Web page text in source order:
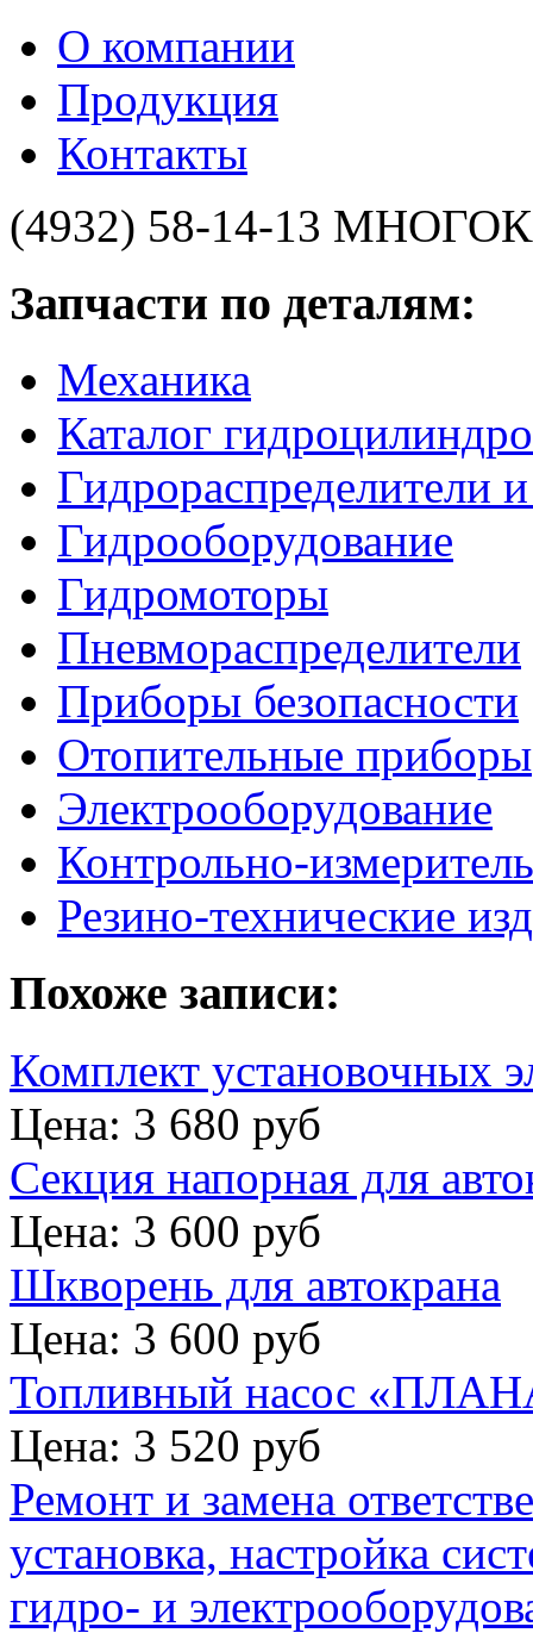
О компании
Продукция
Контакты
(4932) 58-14-13
Запчасти по деталям:
Механика
Каталог
Гидрораспределители
Гидрооборудование
Гидромоторы
Пневмораспределители
Приборы безопасности
Отопительные приборы
Электрооборудование
Контрольно-
Резино-технические
Похоже записи:
Комплект установочных
Цена: 3 680 руб
Секция напорная для
Цена: 3 600 руб
Шкворень для автокрана
Цена: 3 600 руб
Топливный насос
Цена: 3 520 руб
Ремонт и замена
установка, настройка
гидро- и